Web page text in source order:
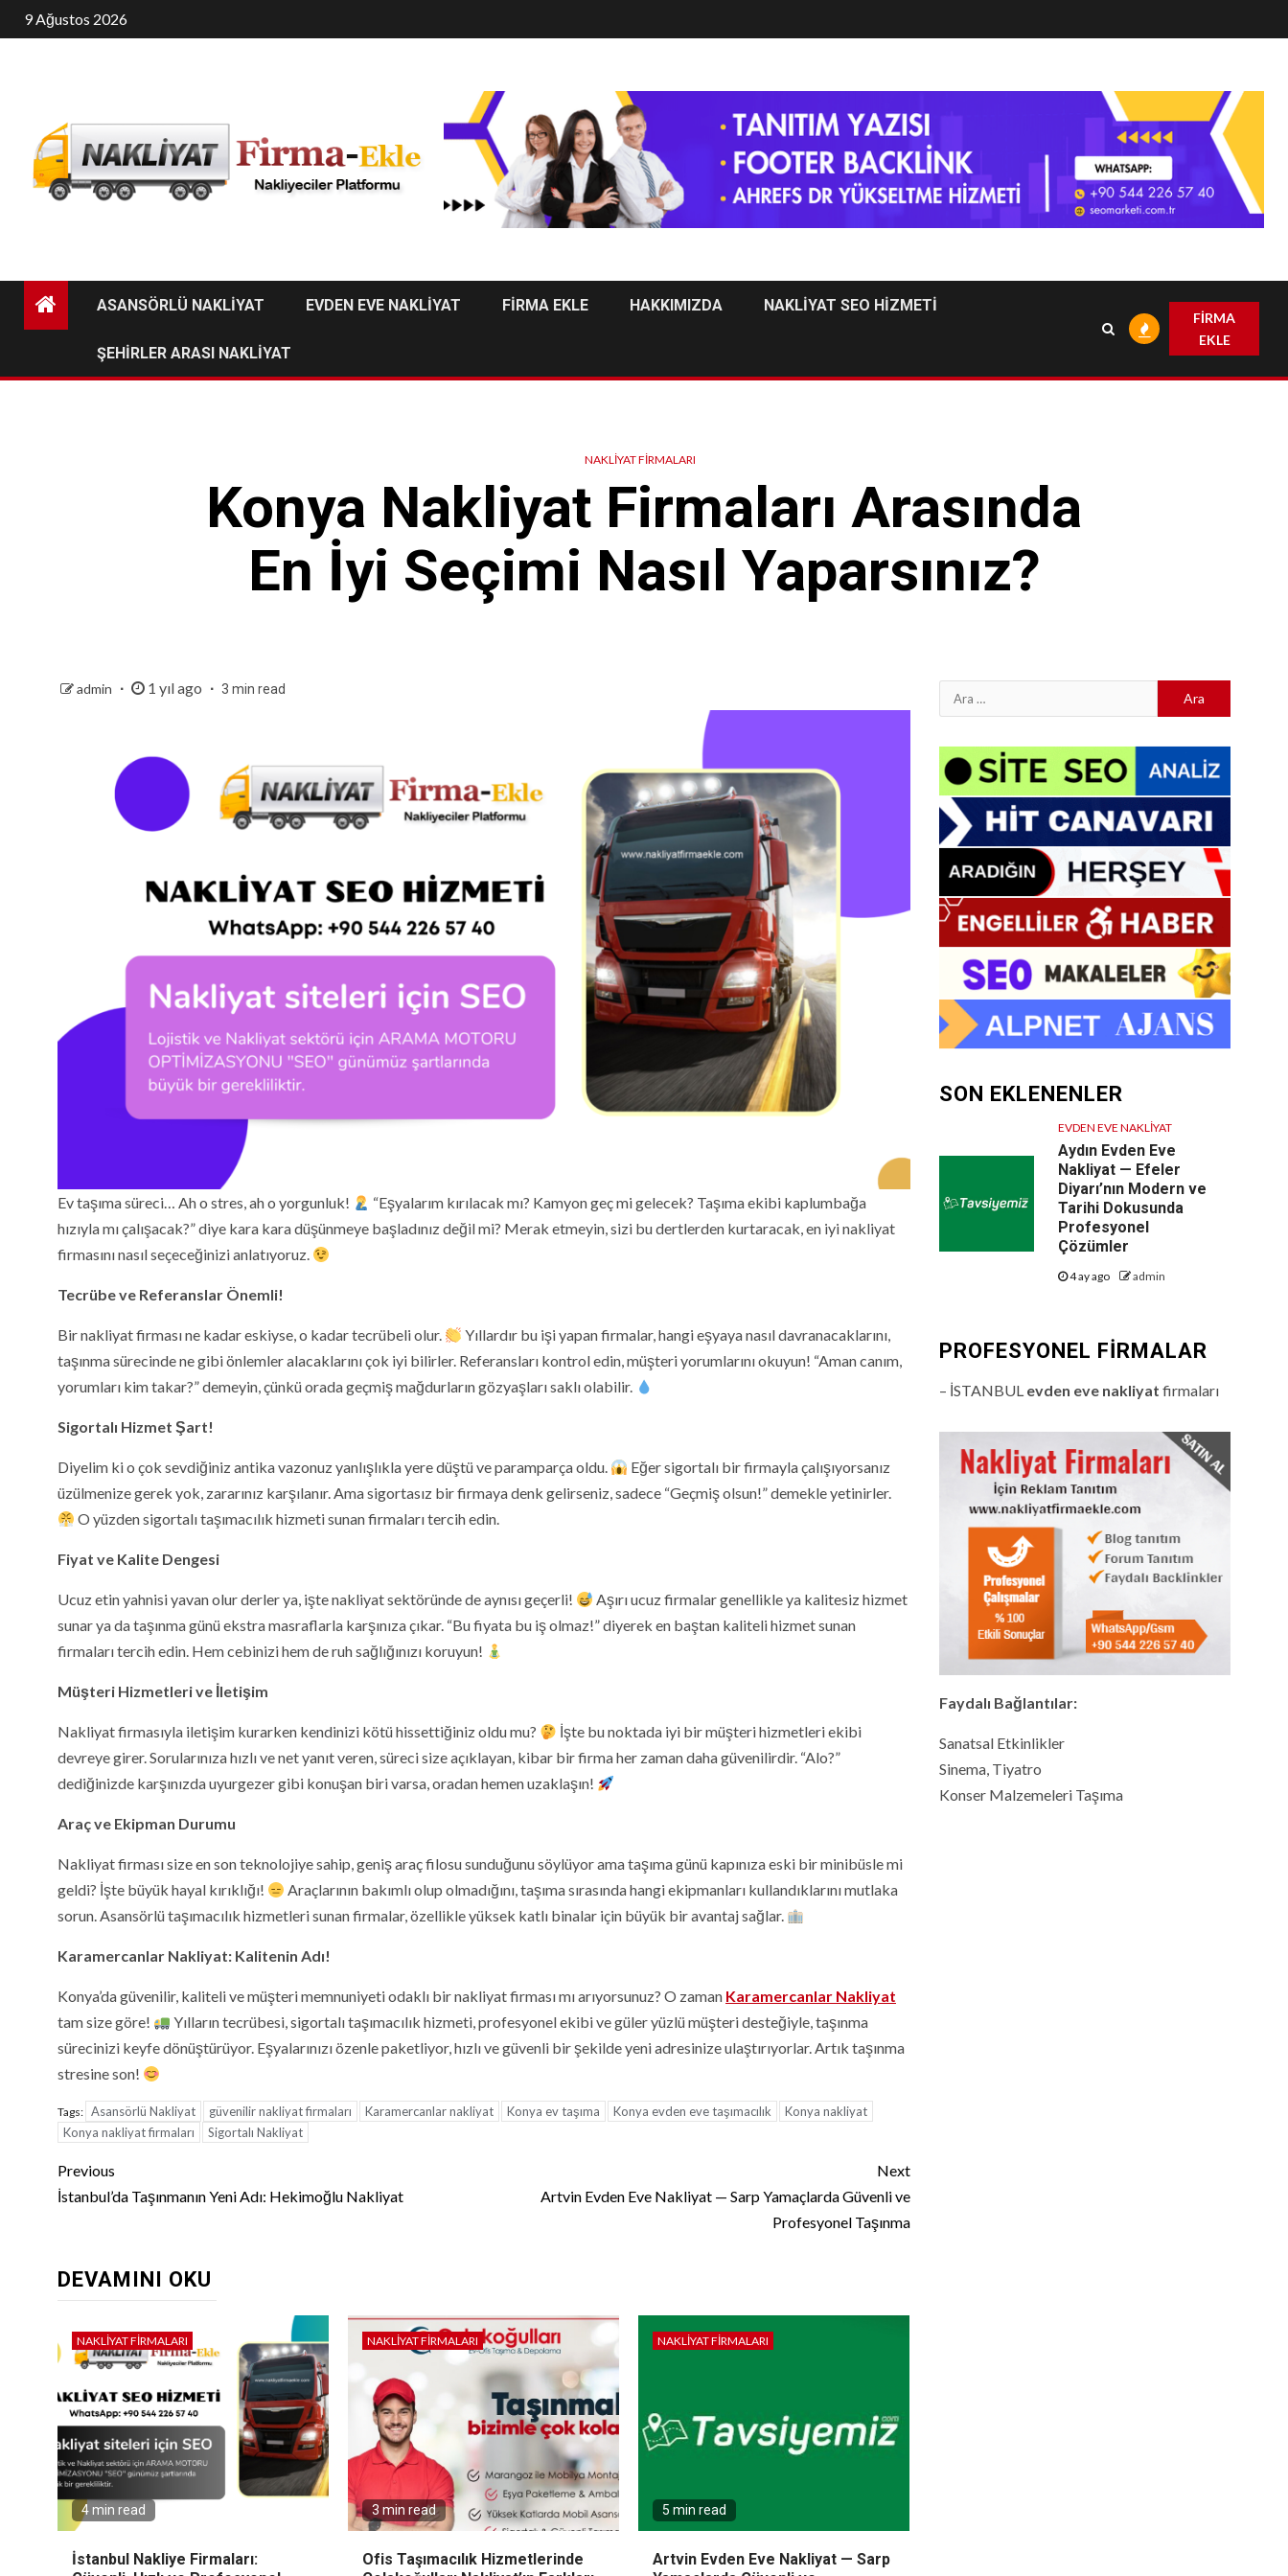
Skip
to
9 Ağustos 2026
ASANSÖRLÜ NAKLİYAT EVDEN EVE NAKLİYAT FİRMA EKLE HAKKIMIZDA NAKLİYAT SEO HİZMETİ
ŞEHİRLER ARASI NAKLİYAT
FİRMA
EKLE
NAKLIYAT FIRMALARI
Konya Nakliyat Firmaları Arasında
En İyi Seçimi Nasıl Yaparsınız?
admin 1 yıl ago 3 min read
Ev taşıma süreci… Ah o stres, ah o yorgunluk!
“Eşyalarım kırılacak mı? Kamyon geç mi gelecek? Taşıma ekibi kaplumbağa
hızıyla mı çalışacak?” diye kara kara düşünmeye başladınız değil mi? Merak etmeyin, sizi bu dertlerden kurtaracak, en iyi nakliyat
firmasını nasıl seçeceğinizi anlatıyoruz.
Tecrübe ve Referanslar Önemli!
Bir nakliyat firması ne kadar eskiyse, o kadar tecrübeli olur.
Yıllardır bu işi yapan firmalar, hangi eşyaya nasıl davranacaklarını,
taşınma sürecinde ne gibi önlemler alacaklarını çok iyi bilirler. Referansları kontrol edin, müşteri yorumlarını okuyun! “Aman canım,
yorumları kim takar?” demeyin, çünkü orada geçmiş mağdurların gözyaşları saklı olabilir.
Sigortalı Hizmet Şart!
Diyelim ki o çok sevdiğiniz antika vazonuz yanlışlıkla yere düştü ve paramparça oldu.
Eğer sigortalı bir firmayla çalışıyorsanız
üzülmenize gerek yok, zararınız karşılanır. Ama sigortasız bir firmaya denk gelirseniz, sadece “Geçmiş olsun!” demekle yetinirler.
O yüzden sigortalı taşımacılık hizmeti sunan firmaları tercih edin.
Fiyat ve Kalite Dengesi
Ucuz etin yahnisi yavan olur derler ya, işte nakliyat sektöründe de aynısı geçerli!
Aşırı ucuz firmalar genellikle ya kalitesiz hizmet
sunar ya da taşınma günü ekstra masraflarla karşınıza çıkar. “Bu fiyata bu iş olmaz!” diyerek en baştan kaliteli hizmet sunan
firmaları tercih edin. Hem cebinizi hem de ruh sağlığınızı koruyun!
Müşteri Hizmetleri ve İletişim
Nakliyat firmasıyla iletişim kurarken kendinizi kötü hissettiğiniz oldu mu?
İşte bu noktada iyi bir müşteri hizmetleri ekibi
devreye girer. Sorularınıza hızlı ve net yanıt veren, süreci size açıklayan, kibar bir firma her zaman daha güvenilirdir. “Alo?”
dediğinizde karşınızda uyurgezer gibi konuşan biri varsa, oradan hemen uzaklaşın!
Araç ve Ekipman Durumu
Nakliyat firması size en son teknolojiye sahip, geniş araç filosu sunduğunu söylüyor ama taşıma günü kapınıza eski bir minibüsle mi
geldi? İşte büyük hayal kırıklığı!
Araçlarının bakımlı olup olmadığını, taşıma sırasında hangi ekipmanları kullandıklarını mutlaka
sorun. Asansörlü taşımacılık hizmetleri sunan firmalar, özellikle yüksek katlı binalar için büyük bir avantaj sağlar.
Karamercanlar Nakliyat: Kalitenin Adı!
Konya’da güvenilir, kaliteli ve müşteri memnuniyeti odaklı bir nakliyat firması mı arıyorsunuz? O zaman Karamercanlar Nakliyat
tam size göre!
Yılların tecrübesi, sigortalı taşımacılık hizmeti, profesyonel ekibi ve güler yüzlü müşteri desteğiyle, taşınma
sürecinizi keyfe dönüştürüyor. Eşyalarınızı özenle paketliyor, hızlı ve güvenli bir şekilde yeni adresinize ulaştırıyorlar. Artık taşınma
stresine son!
Tags: Asansörlü Nakliyat güvenilir nakliyat firmaları Karamercanlar nakliyat Konya ev taşıma Konya evden eve taşımacılık
Konya nakliyat
Konya nakliyat firmaları
Sigortalı Nakliyat
Continue
Reading
Previous
İstanbul’da Taşınmanın Yeni Adı: Hekimoğlu Nakliyat
Next
Artvin Evden Eve Nakliyat — Sarp Yamaçlarda Güvenli ve
Profesyonel Taşınma
DEVAMINI OKU
NAKLIYAT FIRMALARI
4 min read
İstanbul Nakliye Firmaları:
NAKLIYAT FIRMALARI
3 min read
Ofis Taşımacılık Hizmetlerinde
NAKLIYAT FIRMALARI
5 min read
Artvin Evden Eve Nakliyat — Sarp
Arama:
SON EKLENENLER
EVDEN EVE NAKLIYAT
Aydın Evden Eve
Nakliyat — Efeler
Diyarı’nın Modern ve
Tarihi Dokusunda
Profesyonel
Çözümler
4 ay ago admin
PROFESYONEL FIRMALAR
– İSTANBUL evden eve nakliyat firmaları
Faydalı Bağlantılar:
Sanatsal Etkinlikler
Sinema, Tiyatro
Konser Malzemeleri Taşıma